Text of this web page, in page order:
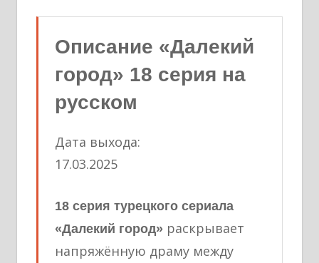
Описание «Далекий
город» 18 серия на
русском
Дата выхода:
17.03.2025
18 серия турецкого сериала
«Далекий город»раскрывает
напряжённую драму между